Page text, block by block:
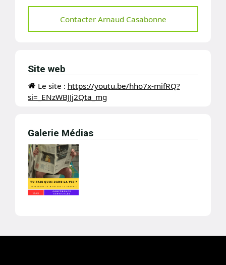
Contacter Arnaud Casabonne
Site web
Le site : https://youtu.be/hho7x-mifRQ?
si=_ENzWBJJj2Qta_mg
Galerie Médias